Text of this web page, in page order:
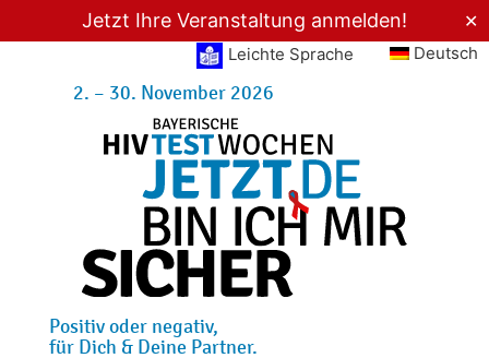
Jetzt Ihre Veranstaltung anmelden!
✕
Leichte Sprache
Deutsch
2. – 30. November 2026
Positiv oder negativ,
für Dich & Deine Partner.